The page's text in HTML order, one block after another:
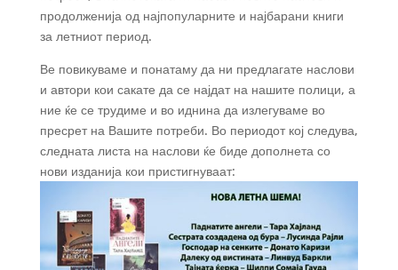
продолженија од најпопуларните и најбарани книги
за летниот период.
Ве повикуваме и понатаму да ни предлагате наслови
и автори кои сакате да се најдат на нашите полици, а
ние ќе се трудиме и во иднина да излегуваме во
пресрет на Вашите потреби. Во периодот кој следува,
следната листа на наслови ќе биде дополнета со
нови изданија кои пристигнуваат: